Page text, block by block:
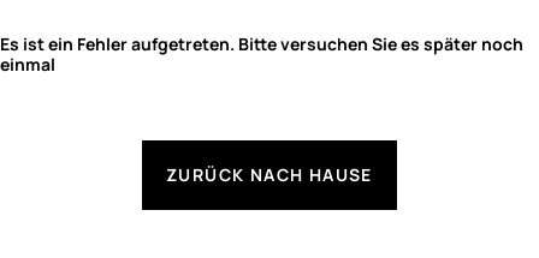
Es ist ein Fehler aufgetreten. Bitte versuchen Sie es später noch
einmal
ZURÜCK NACH HAUSE